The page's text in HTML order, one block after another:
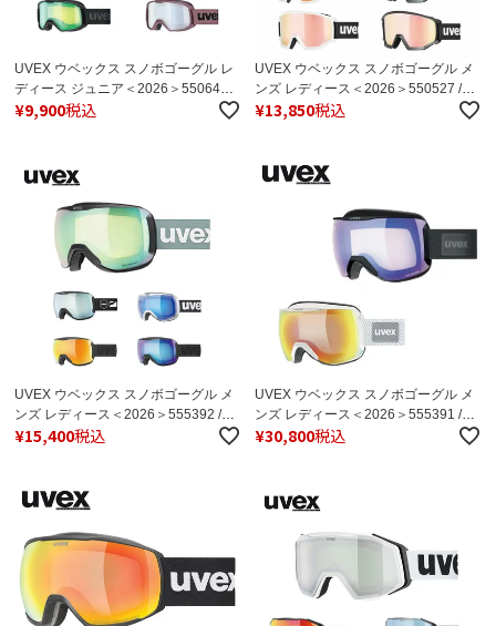
UVEX ウベックス スノボゴーグル レ
ディース ジュニア＜2026＞550640 /
uvex elemnt FM【眼鏡対応】【ミラ
¥9,900税込
UVEX ウベックス スノボゴーグル メ
ンズ レディース＜2026＞550527 /
uvex athletic CV【眼鏡対応】【ミラ
¥13,850税込
UVEX ウベックス スノボゴーグル メ
ンズ レディース＜2026＞555392 /
uvex downhill 2100 CV【眼鏡対応】
¥15,400税込
UVEX ウベックス スノボゴーグル メ
ンズ レディース＜2026＞555391 /
uvex downhill 2100 V【調光】【眼
¥30,800税込